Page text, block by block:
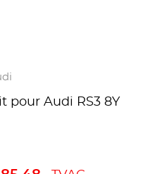
pour Audi RS3 8Y